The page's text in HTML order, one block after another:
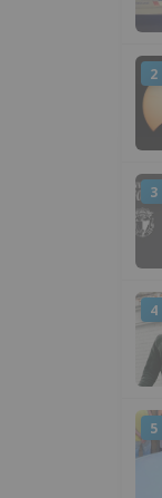
2
3
4
5